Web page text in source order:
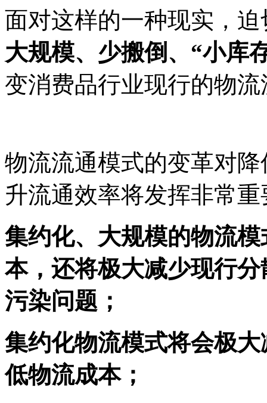
面对这样的一种现实，
大规模、少搬倒、 “小库
变消费品行业现行的物
物流流通模式的变革对
升流通效率将发挥非常
集约化、大规模的物流
本，还将极大减少现行
污染问题；
集约化物流模式将会极
低物流成本；